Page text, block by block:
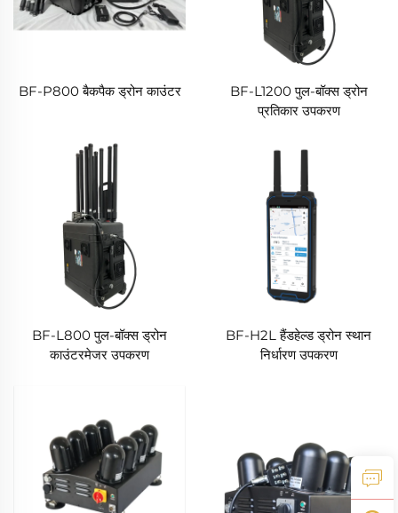
BF-P800 बैकपैक ड्रोन काउंटर
BF-L1200 पुल-बॉक्स ड्रोन
प्रतिकार उपकरण
BF-L800 पुल-बॉक्स ड्रोन
काउंटरमेजर उपकरण
BF-H2L हैंडहेल्ड ड्रोन स्थान
निर्धारण उपकरण